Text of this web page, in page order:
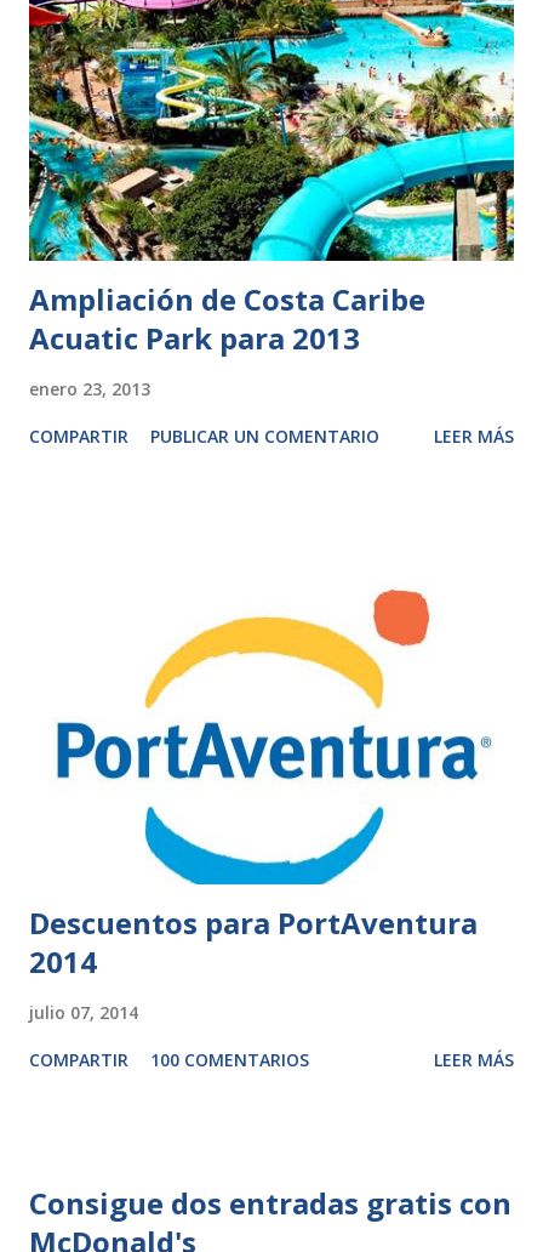
Ampliación de Costa Caribe
Acuatic Park para 2013
enero 23, 2013
COMPARTIR PUBLICAR UN COMENTARIO LEER MÁS
Descuentos para PortAventura
2014
julio 07, 2014
COMPARTIR 100 COMENTARIOS LEER MÁS
Consigue dos entradas gratis con
McDonald's